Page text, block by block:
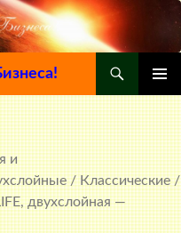
МЕНЮ
и
/Классические/
двухслойная —